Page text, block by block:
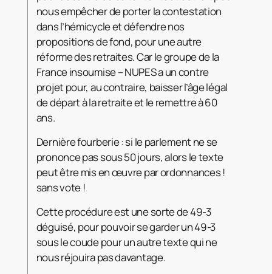
nous empêcher de porter la contestation
dans l’hémicycle et défendre nos
propositions de fond, pour une autre
réforme des retraites. Car le groupe de la
France insoumise – NUPES a un contre
projet pour, au contraire, baisser l’âge légal
de départ à la retraite et le remettre à 60
ans.
Dernière fourberie : si le parlement ne se
prononce pas sous 50 jours, alors le texte
peut être mis en œuvre par ordonnances !
sans vote !
Cette procédure est une sorte de 49-3
déguisé, pour pouvoir se garder un 49-3
sous le coude pour un autre texte qui ne
nous réjouira pas davantage.